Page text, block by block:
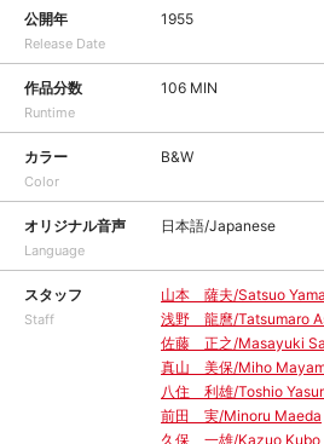
公開年
Release Date
1955
作品分数
Runtime
106 MIN
カラー
Color
B&W
オリジナル音声
Language
日本語/Japanese
スタッフ
Staff
山本 薩夫/Satsuo
浅野 龍麿/Tatsumaro
佐藤 正之/Masayuki
真山 美保/Miho
八住 利雄/Toshio
前田 実/Minoru Maeda
久保 一雄/Kazuo Kubo